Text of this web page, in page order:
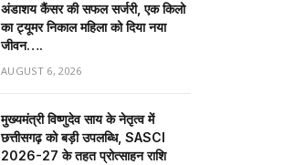
अंडाशय कैंसर की सफल सर्जरी, एक किलो
का ट्यूमर निकाल महिला को दिया नया
जीवन….
AUGUST 6, 2026
मुख्यमंत्री विष्णुदेव साय के नेतृत्व में
छत्तीसगढ़ को बड़ी उपलब्धि, SASCI
2026-27 के तहत प्रोत्साहन राशि